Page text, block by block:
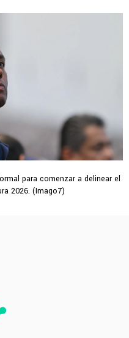
para comenzar a delinear el
2026. (Imago7)